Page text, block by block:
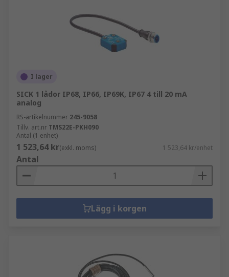
I lager
SICK 1 lådor IP68, IP66, IP69K, IP67 4 till 20 mA
analog
RS-artikelnummer 245-9058
Tillv. art.nr TMS22E-PKH090
Antal (1 enhet)
1 523,64 kr(exkl. moms) 1 523,64 kr/enhet
Antal
Lägg i korgen